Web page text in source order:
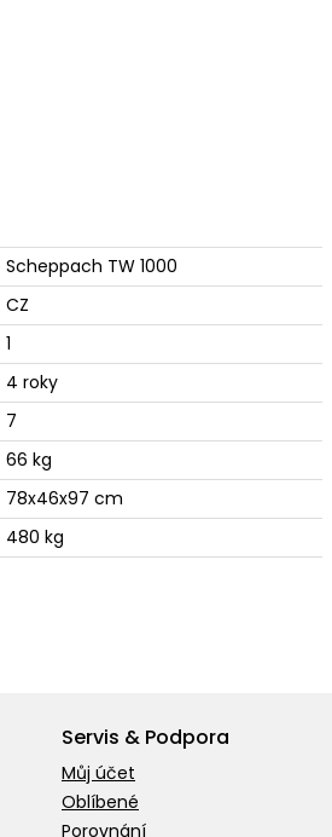
Scheppach TW 1000
CZ
1
4 roky
7
66 kg
78x46x97 cm
480 kg
Servis & Podpora
Můj účet
Oblíbené
Porovnání